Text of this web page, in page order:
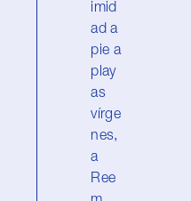
imid
ad a
pie a
play
as
vírge
nes,
a
Ree